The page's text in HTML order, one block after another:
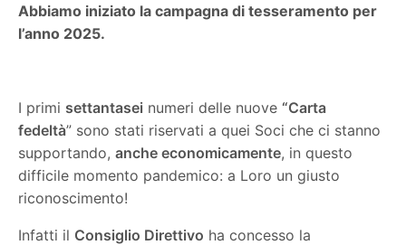
Abbiamo iniziato la campagna di tesseramento per
l’anno 2025.
I primi settantasei numeri delle nuove“Carta
fedeltà” sono stati riservati a quei Soci che ci stanno
supportando,anche economicamente, in questo
difficile momento pandemico: a Loro un giusto
riconoscimento!
Infatti il Consiglio Direttivo ha concesso la